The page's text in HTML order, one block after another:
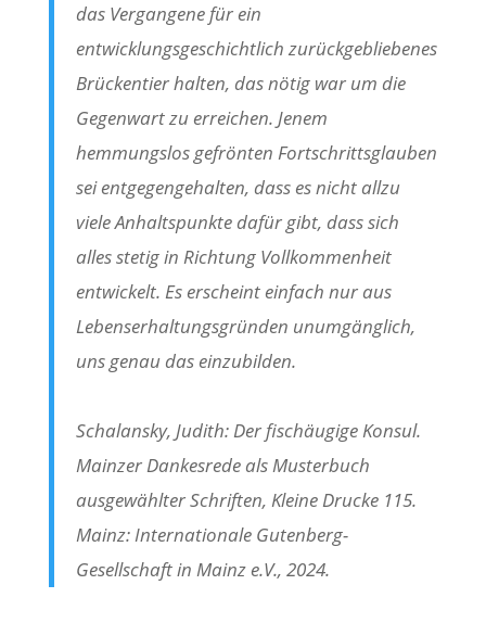
das Vergangene für ein
entwicklungsgeschichtlich zurückgebliebenes
Brückentier halten, das nötig war um die
Gegenwart zu erreichen. Jenem
hemmungslos gefrönten Fortschrittsglauben
sei entgegengehalten, dass es nicht allzu
viele Anhaltspunkte dafür gibt, dass sich
alles stetig in Richtung Vollkommenheit
entwickelt. Es erscheint einfach nur aus
Lebenserhaltungsgründen unumgänglich,
uns genau das einzubilden.
Schalansky, Judith: Der fischäugige Konsul.
Mainzer Dankesrede als Musterbuch
ausgewählter Schriften, Kleine Drucke 115.
Mainz: Internationale Gutenberg-
Gesellschaft in Mainz e.V., 2024.